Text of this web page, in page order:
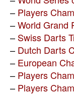
– Players
–World Grand
– Swiss Darts
– Dutch Darts
– European
– Players
– Players